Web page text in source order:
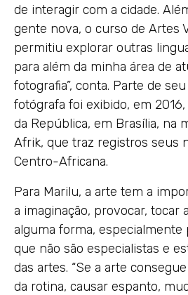
de interagir com a cidade.
gente nova, o curso de Artes
permitiu explorar outras
para além da minha área de
fotografia”, conta. Parte de
fotógrafa foi exibido, em
da República, em Brasília, na
Afrik, que traz registros seus
Centro-Africana.
Para Marilu, a arte tem a
a imaginação, provocar, tocar
alguma forma, especialmente
que não são especialistas e
das artes. “Se a arte
da rotina, causar espanto,